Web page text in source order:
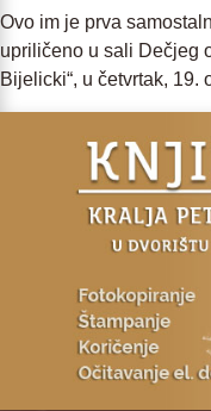
Ovo im je prva
upriličeno u sali Dečjeg
Bijelicki“, u četvrtak, 19.